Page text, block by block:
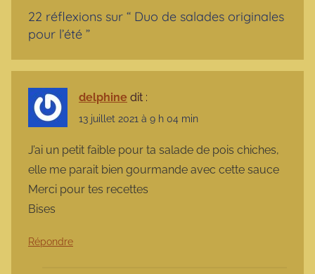
22 réflexions sur “ Duo de salades originales
pour l’été ”
delphine dit :
13 juillet 2021 à 9 h 04 min
J’ai un petit faible pour ta salade de pois chiches,
elle me parait bien gourmande avec cette sauce
Merci pour tes recettes
Bises
Répondre